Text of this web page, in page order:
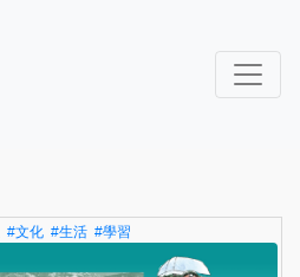
#文化 #生活 #學習